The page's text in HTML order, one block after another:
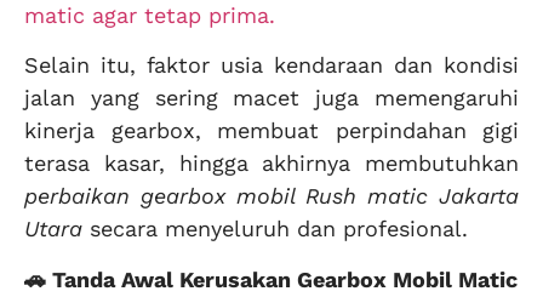
matic agar tetap prima.
Selain itu, faktor usia kendaraan dan kondisi
jalan yang sering macet juga memengaruhi
kinerja gearbox, membuat perpindahan gigi
terasa kasar, hingga akhirnya membutuhkan
perbaikan gearbox mobil Rush matic Jakarta
Utara secara menyeluruh dan profesional.
🚗 Tanda Awal Kerusakan Gearbox Mobil Matic